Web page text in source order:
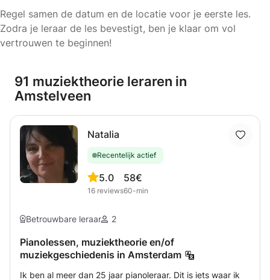
Regel samen de datum en de locatie voor je eerste les.
Zodra je leraar de les bevestigt, ben je klaar om vol
vertrouwen te beginnen!
91 muziektheorie leraren in
Amstelveen
Natalia
Recentelijk actief
5.0
16 reviews
58€
60-min
Betrouwbare leraar 2
Pianolessen, muziektheorie en/of
muziekgeschiedenis in Amsterdam
Ik ben al meer dan 25 jaar pianoleraar. Dit is iets waar ik